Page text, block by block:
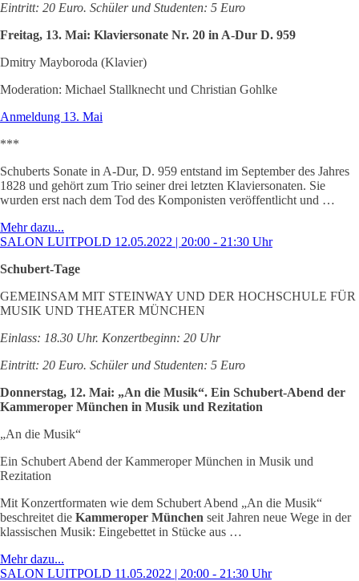
Eintritt: 20 Euro. Schüler und Studenten: 5 Euro
Freitag, 13. Mai: Klaviersonate Nr. 20 in A-Dur D. 959
Dmitry Mayboroda (Klavier)
Moderation: Michael Stallknecht und Christian Gohlke
Anmeldung 13. Mai
***
Schuberts Sonate in A-Dur, D. 959 entstand im September des Jahres
1828 und gehört zum Trio seiner drei letzten Klaviersonaten. Sie
wurden erst nach dem Tod des Komponisten veröffentlicht und …
Mehr dazu...
SALON LUITPOLD 12.05.2022 | 20:00 - 21:30 Uhr
Schubert-Tage
GEMEINSAM MIT STEINWAY UND DER HOCHSCHULE FÜR
MUSIK UND THEATER MÜNCHEN
Einlass: 18.30 Uhr. Konzertbeginn: 20 Uhr
Eintritt: 20 Euro. Schüler und Studenten: 5 Euro
Donnerstag, 12. Mai: „An die Musik“. Ein Schubert-Abend der
Kammeroper München in Musik und Rezitation
„An die Musik“
Ein Schubert Abend der Kammeroper München in Musik und
Rezitation
Mit Konzertformaten wie dem Schubert Abend „An die Musik“
beschreitet die Kammeroper München seit Jahren neue Wege in der
klassischen Musik: Eingebettet in Stücke aus …
Mehr dazu...
SALON LUITPOLD 11.05.2022 | 20:00 - 21:30 Uhr